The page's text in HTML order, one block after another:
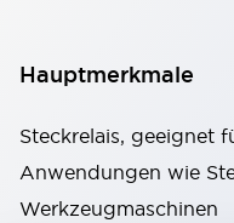
Hauptmerkmale
Steckrelais, geeignet
Anwendungen wie
Werkzeugmaschinen